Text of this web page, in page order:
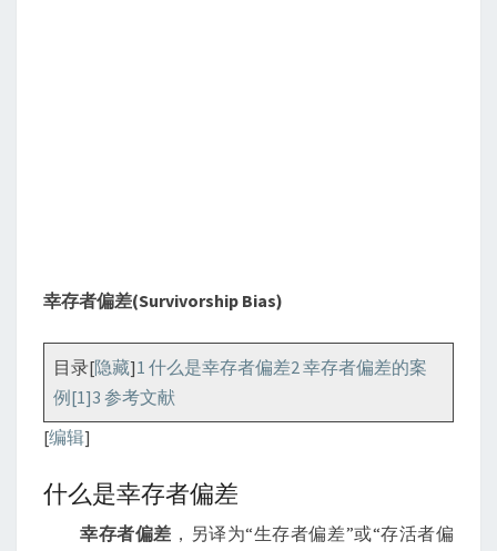
幸存者偏差(Survivorship Bias)
目录[隐藏]1 什么是幸存者偏差2 幸存者偏差的案
例[1]3 参考文献
[编辑]
什么是幸存者偏差
幸存者偏差 ，另译为“生存者偏差”或“存活者偏